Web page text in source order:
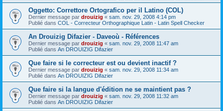
Oggetto: Correttore Ortografico per il Latino (COL)
Dernier message par drouizig « sam. nov. 29, 2008 4:14 pm
Publié dans COL - Correcteur Orthographique Latin - Latin Spell Checker
An Drouizig Difazier - Daveoù - Références
Dernier message par drouizig « sam. nov. 29, 2008 11:47 am
Publié dans An DROUIZIG Difazier
Que faire si le correcteur est ou devient inactif ?
Dernier message par drouizig « sam. nov. 29, 2008 11:34 am
Publié dans An DROUIZIG Difazier
Que faire si la langue d'édition ne se maintient pas ?
Dernier message par drouizig « sam. nov. 29, 2008 11:32 am
Publié dans An DROUIZIG Difazier